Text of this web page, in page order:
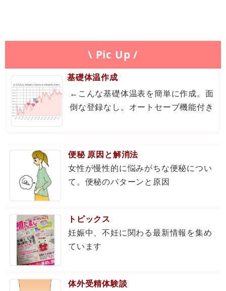
\ Pic Up /
基礎体温作成
←こんな基礎体温表を簡単に作成。面
倒な登録なし。オートセーブ機能付き
便秘 原因と解消法
女性が慢性的に悩みがちな便秘につい
て。便秘のパターンと原因
トピックス
妊娠中、不妊に関わる最新情報を集め
ています
体外受精体験談